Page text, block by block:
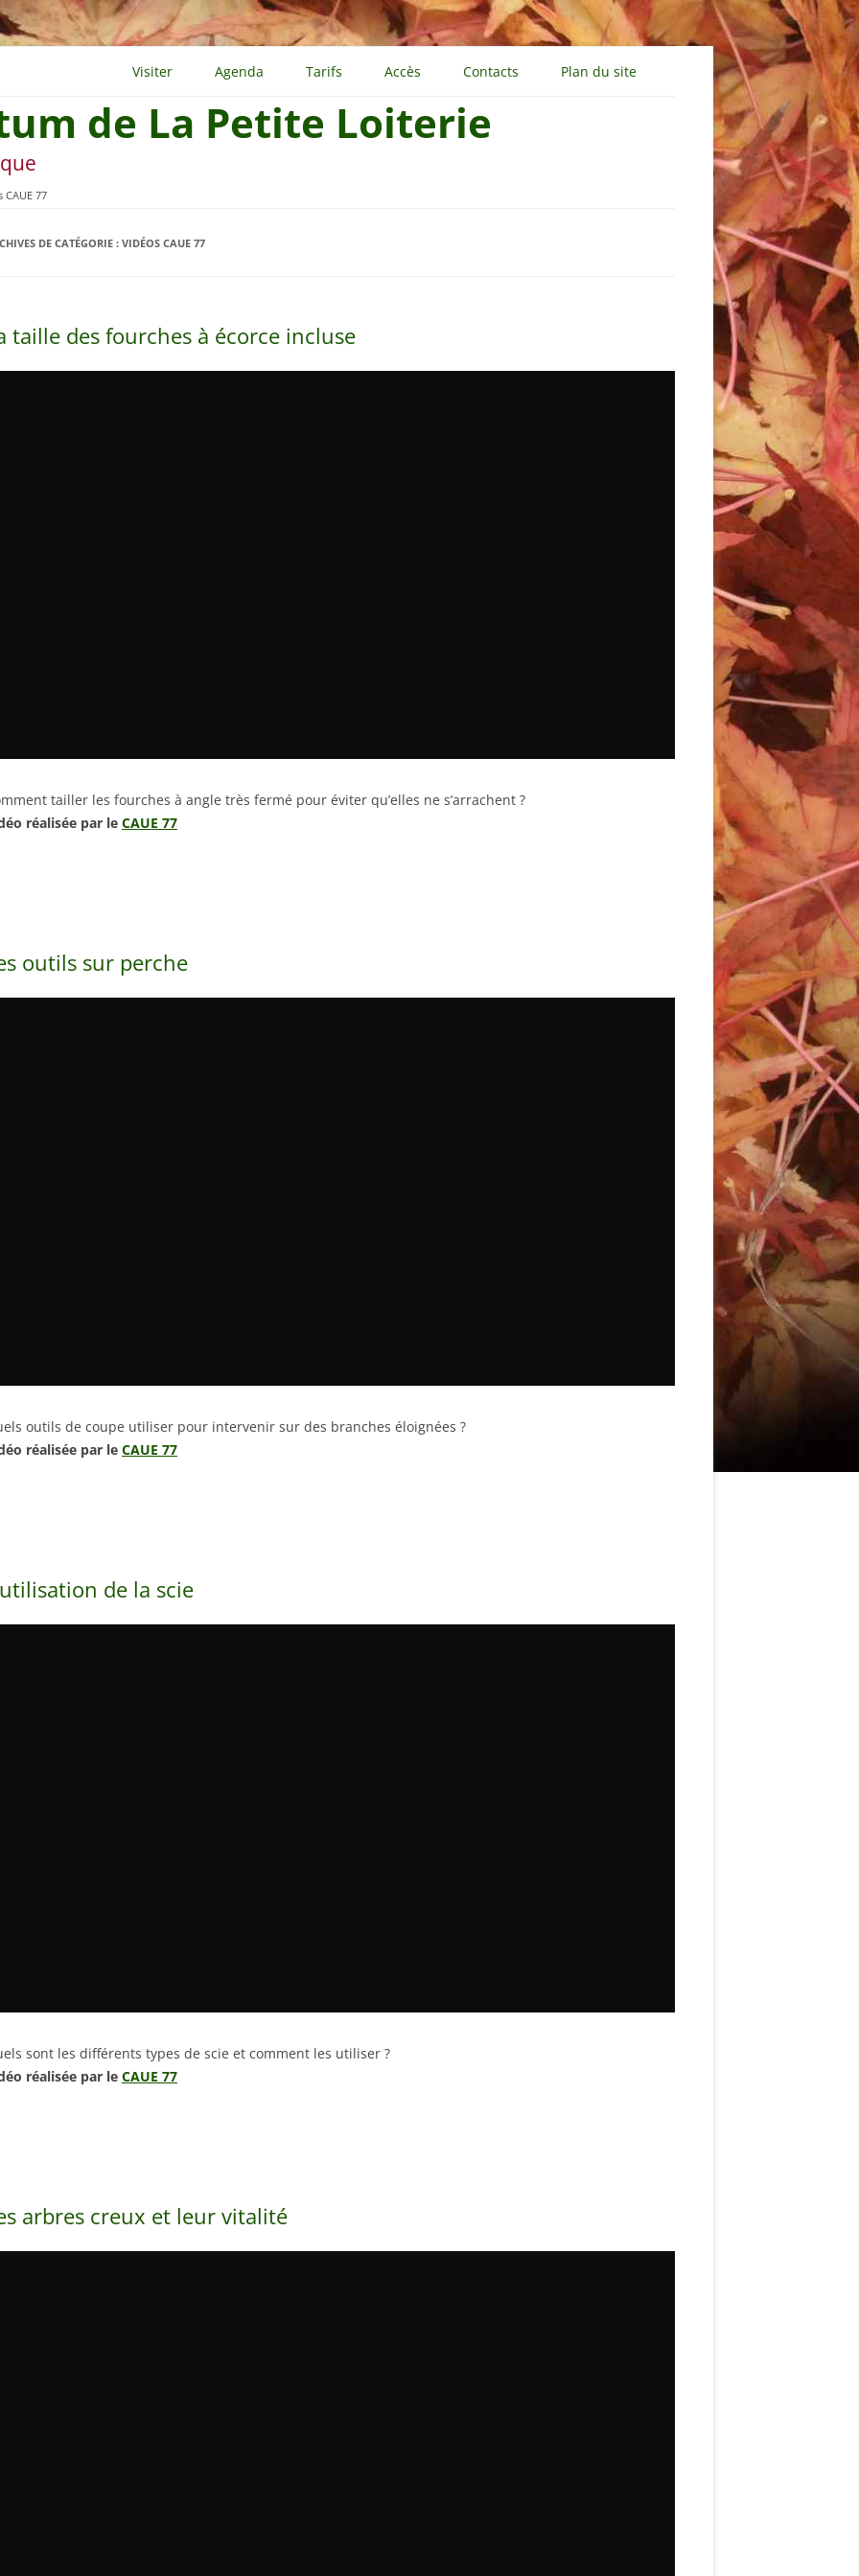
Aller
contenu
Visiter Agenda Tarifs Accès Contacts Plan du site
de La Petite Loiterie
CAUE 77
DE CATÉGORIE : VIDÉOS CAUE 77
taille des fourches à écorce incluse
tailler les fourches à angle très fermé pour éviter qu’elles ne s’arrachent ?
réalisée par le CAUE 77
outils sur perche
outils de coupe utiliser pour intervenir sur des branches éloignées ?
réalisée par le CAUE 77
de la scie
sont les différents types de scie et comment les utiliser ?
réalisée par le CAUE 77
arbres creux et leur vitalité